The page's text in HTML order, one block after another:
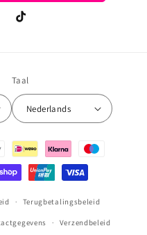
TikTok
Taal
Nederlands
Terugbetalingsbeleid
Verzendbeleid